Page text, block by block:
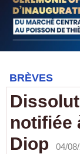
BRÈVES
notifiée
Diop
04/